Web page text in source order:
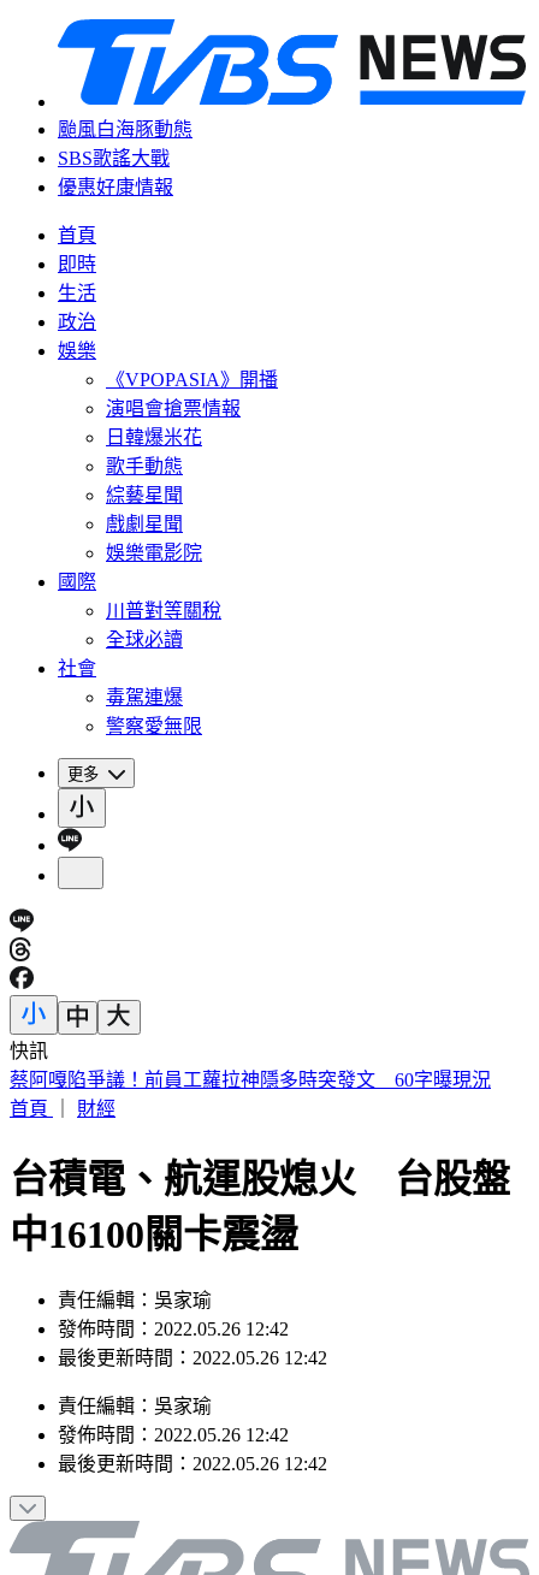
颱風白海豚動態
SBS歌謠大戰
優惠好康情報
首頁
即時
生活
政治
娛樂
《VPOPASIA》開播
演唱會搶票情報
日韓爆米花
歌手動態
綜藝星聞
戲劇星聞
娛樂電影院
國際
川普對等關稅
全球必讀
社會
毒駕連爆
警察愛無限
更多
快訊
桃園今天大停水！5區近10萬戶「斷水11小時」 影響範圍一
次看
台積電、航運股熄火 台股盤
中16100關卡震盪
責任編輯：吳家瑜
發佈時間：2022.05.26 12:42
責任編輯 ： 吳家瑜
發佈時間：2022.05.26 12:42